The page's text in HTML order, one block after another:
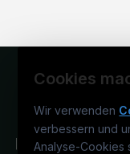
Cookies
Wir verwenden
verbessern und
Analyse-Cookies